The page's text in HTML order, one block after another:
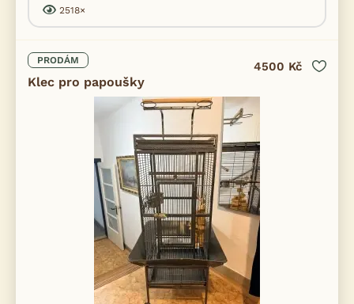
2518×
PRODÁM
Klec pro papoušky
4500 Kč